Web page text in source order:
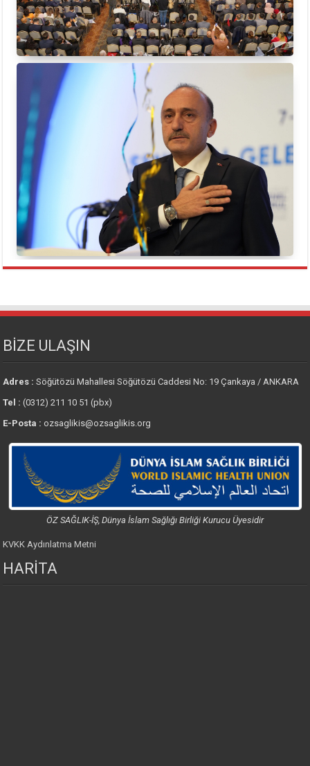
BİZE ULAŞIN
Adres :Söğütözü Mahallesi Söğütözü Caddesi No: 19 Çankaya / ANKARA
Tel : (0312) 211 10 51 (pbx)
E-Posta : ozsaglikis@ozsaglikis.org
ÖZ SAĞLIK-İŞ, Dünya İslam Sağlığı Birliği Kurucu Üyesidir
KVKK Aydınlatma Metni
HARİTA